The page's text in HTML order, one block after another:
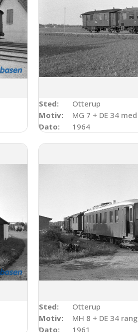
Sted:
Otterup
Motiv:
MG 7 + DE 34
Dato:
1964
Sted:
Otterup
Motiv:
MH 8 + DE 34
Dato:
1961